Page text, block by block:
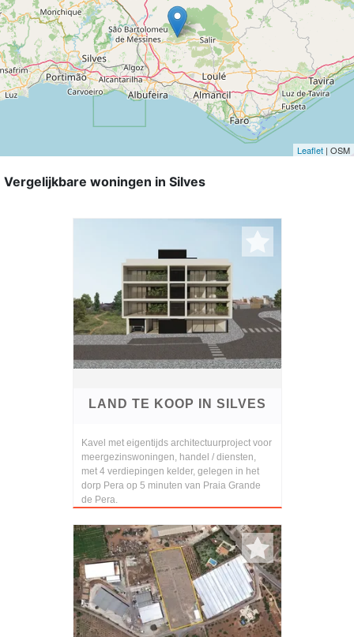
Leaflet | OSM
Vergelijkbare woningen in Silves
LAND TE KOOP IN SILVES
Kavel met eigentijds architectuurproject voor
meergezinswoningen, handel / diensten,
met 4 verdiepingen kelder, gelegen in het
dorp Pera op 5 minuten van Praia Grande
de Pera.